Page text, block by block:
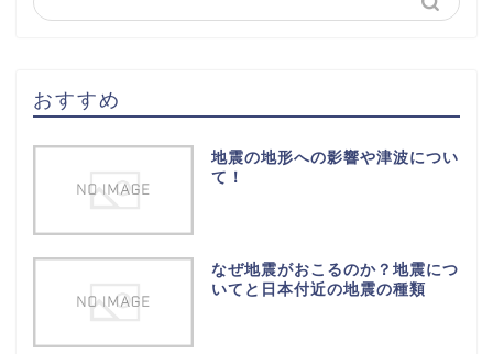
おすすめ
地震の地形への影響や津波につい
て！
なぜ地震がおこるのか？地震につ
いてと日本付近の地震の種類